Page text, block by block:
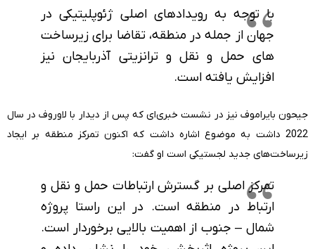
با توجه به رویدادهای اصلی ژئوپلیتیکی در
جهان از جمله در منطقه، تقاضا برای زیرساخت
های حمل و نقل و ترانزیتی آذربایجان نیز
افزایش یافته است.
جیحون بایراموف نیز در نشست خبری‌ای که پس از دیدار با لاوروف در سال
2022 داشت به موضوع اشاره داشت که اکنون تمرکز منطقه بر ایجاد
زیرساخت‌های جدید لجستیکی است او گفت:
تمرکز اصلی بر گسترش ارتباطات حمل و نقل و
ارتباط در منطقه است. در این راستا پروژه
شمال – جنوب از اهمیت بالایی برخوردار است.